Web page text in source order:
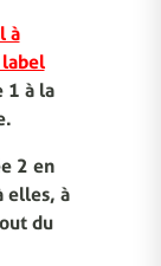
à
1 à la
2 en
elles, à
du